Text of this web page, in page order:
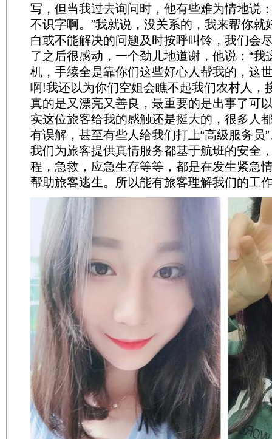
写，但当我过去询问时，他有些难为情地说
不识字啊。”我就说，没关系的，我来帮你就
白或不能解决的问题及时按呼叫铃，我们会
了之后很感动，一个劲儿地道谢，他说：“我
机，手续全是靠你们这些好心人帮我的，这
啊!我还以为你们空姐会瞧不起我们农村人，
真的是又漂亮又善良，最重要的是出事了可
实这位旅客给我的感触还是挺大的，很多人
有误解，甚至有些人给我们打上“高级服务员”
我们为旅客提供真情服务都基于航班的安全
程，急救，应急生存等等，都是在发生紧急
帮助旅客逃生。所以能有旅客理解我们的工